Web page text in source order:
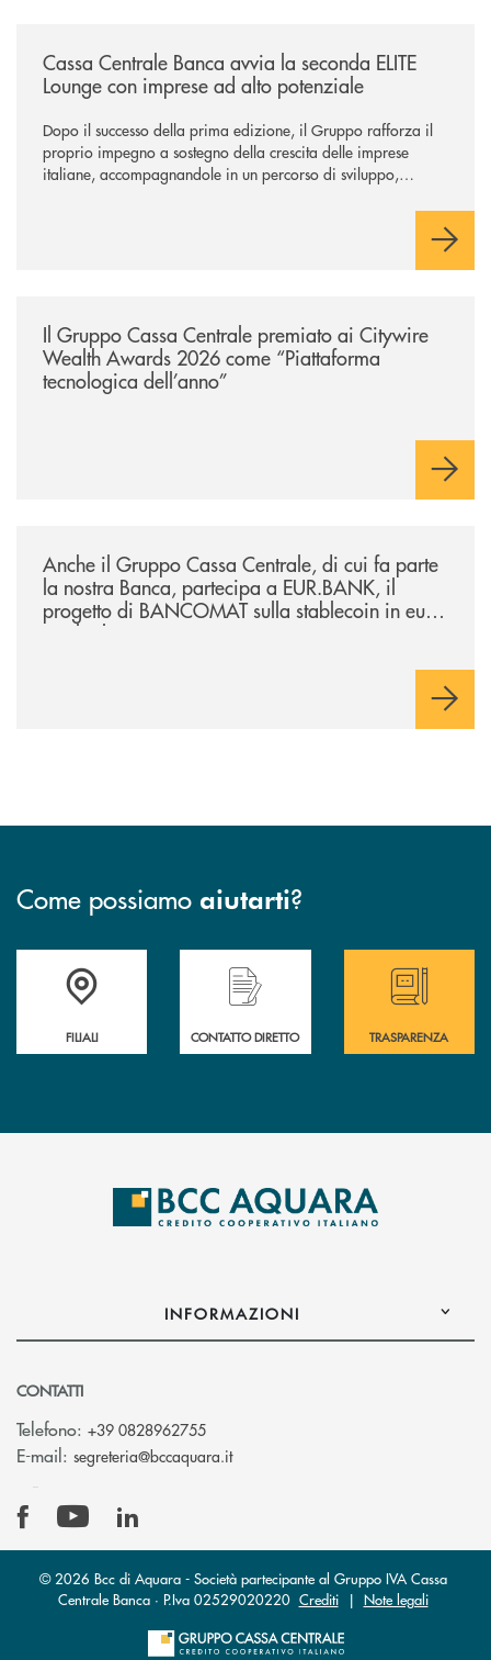
Cassa Centrale Banca avvia la seconda ELITE
Lounge con imprese ad alto potenziale
Dopo il successo della prima edizione, il Gruppo rafforza il
proprio impegno a sostegno della crescita delle imprese
italiane, accompagnandole in un percorso di sviluppo,
Il Gruppo Cassa Centrale premiato ai Citywire
Wealth Awards 2026 come “Piattaforma
tecnologica dell’anno”
Anche il Gruppo Cassa Centrale, di cui fa parte
la nostra Banca, partecipa a EUR.BANK, il
progetto di BANCOMAT sulla stablecoin in euro
e sul relativo ecosistema
Come possiamo aiutarti?
Trova la filiale più vicina a te
FILIALI
Hai bisogno di assistenza immediata ?
CONTATTO DIRETTO
Hai bisogno di
TRASPARENZA
INFORMAZIONI
CONTATTI
Telefono: +39 0828962755
E-mail: segreteria@bccaquara.it(si apre l’app di posta elettronica)
© 2026 Bcc di Aquara - Società partecipante al Gruppo IVA Cassa
Centrale Banca · P.Iva 02529020220 Crediti| Note legali